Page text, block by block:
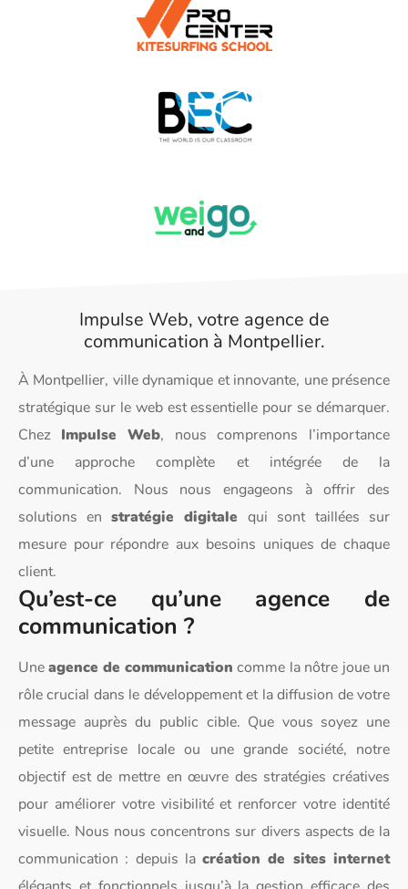
Impulse Web, votre agence de
communication à Montpellier.
À Montpellier, ville dynamique et innovante, une présence
stratégique sur le web est essentielle pour se démarquer.
Chez Impulse Web, nous comprenons l’importance
d’une approche complète et intégrée de la
communication. Nous nous engageons à offrir des
solutions en stratégie digitale qui sont taillées sur
mesure pour répondre aux besoins uniques de chaque
client.
Qu’est-ce qu’une agence de
communication ?
Uneagence de communication comme la nôtre joue un
rôle crucial dans le développement et la diffusion de votre
message auprès du public cible. Que vous soyez une
petite entreprise locale ou une grande société, notre
objectif est de mettre en œuvre des stratégies créatives
pour améliorer votre visibilité et renforcer votre identité
visuelle. Nous nous concentrons sur divers aspects de la
communication : depuis la création de sites internet